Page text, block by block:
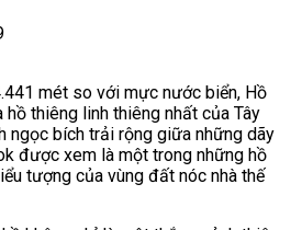
mét so với mực nước biển, Hồ
hồ thiêng linh thiêng nhất của Tây
ngọc bích trải rộng giữa những dãy
được xem là một trong những hồ
tượng của vùng đất nóc nhà thế